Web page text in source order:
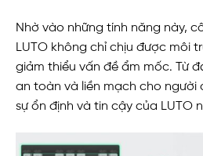
Nhờ vào những tính năng này,
LUTO không chỉ chịu được môi
giảm thiểu vấn đề ẩm mốc. Từ
an toàn và liền mạch cho người
sự ổn định và tin cậy của LUTO